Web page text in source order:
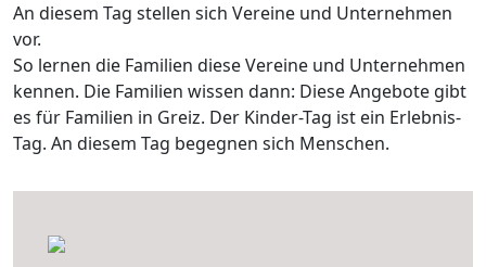
An diesem Tag stellen sich Vereine und Unternehmen
vor.
So lernen die Familien diese Vereine und Unternehmen
kennen. Die Familien wissen dann: Diese Angebote gibt
es für Familien in Greiz. Der Kinder-Tag ist ein Erlebnis-
Tag. An diesem Tag begegnen sich Menschen.